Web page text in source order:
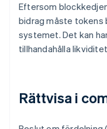
Eftersom
bidrag måste tokens
systemet. Det kan
tillhandahålla
Rättvisa i